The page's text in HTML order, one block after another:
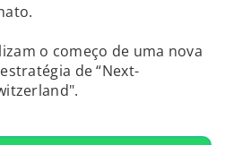
o começo de uma nova
de “Next-